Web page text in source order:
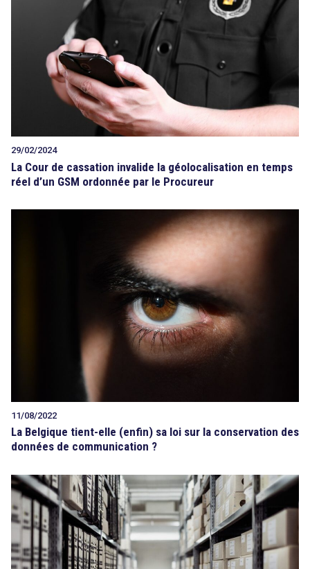
Tout sur le droit de l'innovation
Rechercher
CONTACT
29/02/2024
La Cour de cassation invalide la géolocalisation en temps
réel d’un GSM ordonnée par le Procureur
11/08/2022
La Belgique tient-elle (enfin) sa loi sur la conservation des
données de communication ?